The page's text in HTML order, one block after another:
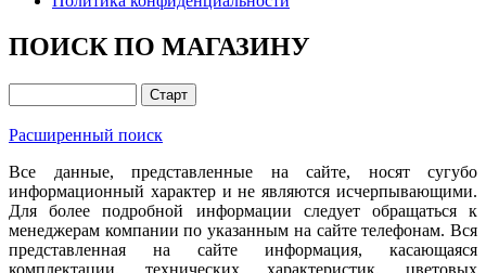
ПОИСК ПО МАГАЗИНУ
Расширенный поиск
Все данные, представленные на сайте, носят сугубо
информационный характер и не являются исчерпывающими.
Для более подробной информации следует обращаться к
менеджерам компании по указанным на сайте телефонам. Вся
представленная на сайте информация, касающаяся
комплектации, технических характеристик, цветовых